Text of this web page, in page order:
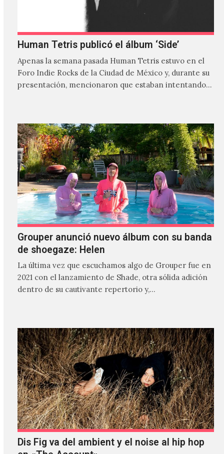
Human Tetris publicó el álbum ‘Side’
Apenas la semana pasada Human Tetris estuvo en el
Foro Indie Rocks de la Ciudad de México y, durante su
presentación, mencionaron que estaban intentando…
Grouper anunció nuevo álbum con su banda
de shoegaze: Helen
La última vez que escuchamos algo de Grouper fue en
2021 con el lanzamiento de Shade, otra sólida adición
dentro de su cautivante repertorio y,…
Dis Fig va del ambient y el noise al hip hop